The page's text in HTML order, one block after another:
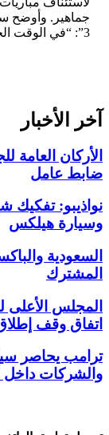
جماهير. وأوضح
3”: “في الوقت الحالي […]
آخر الأخبار
ضابط عامل
نواذيبو:
وسيارة هيلكس
السعودية
المشترك
المجلس الأعلى
اتفاق وقف
ترامب يحاصر
والشركات داخل